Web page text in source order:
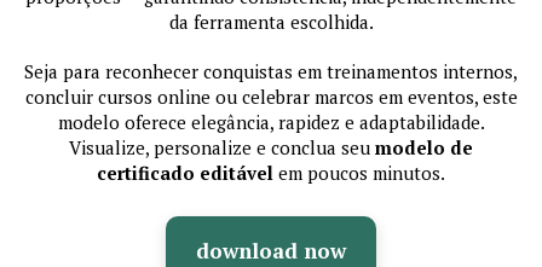
da ferramenta escolhida.
Seja para reconhecer conquistas em treinamentos internos,
concluir cursos online ou celebrar marcos em eventos, este
modelo oferece elegância, rapidez e adaptabilidade.
Visualize, personalize e conclua seu modelo de
certificado editável em poucos minutos.
download now